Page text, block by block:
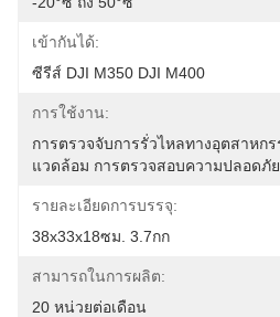
เข้ากันได้:
ซีรีส์ DJI M350 DJI M400
การใช้งาน:
การตรวจจับการรั่วไหลทางอุตสาหก
แวดล้อม การตรวจสอบความปลอดภัย
รายละเอียดการบรรจุ:
38x33x18ซม. 3.7กก
สามารถในการผลิต:
20 หน่วยต่อเดือน